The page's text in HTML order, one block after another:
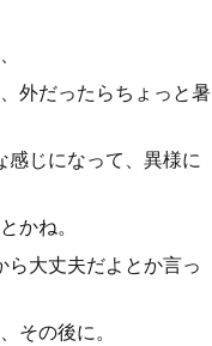
外だったらちょっと暑
感じになって、異様に
かね。
大丈夫だよとか言っ
その後に。